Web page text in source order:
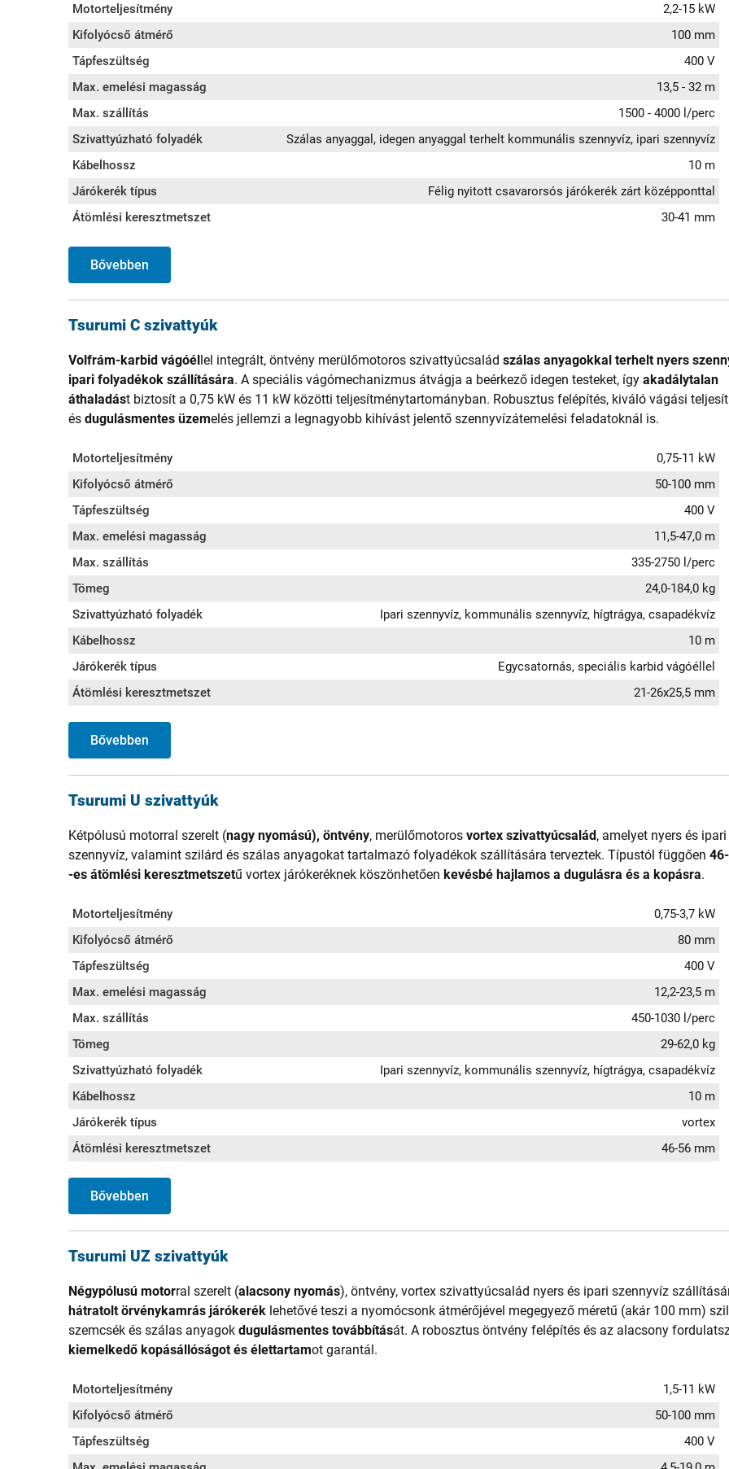
Motorteljesítmény
2,2-15 kW
Kifolyócső átmérő
100 mm
Tápfeszültség
400 V
Max. emelési magasság
13,5 - 32 m
Max. szállítás
1500 - 4000 l/perc
Szivattyúzható folyadék
Szálas anyaggal, idegen anyaggal terhelt kommunális szennyvíz, ipari szennyvíz
Kábelhossz
10 m
Járókerék típus
Félig nyitott csavarorsós járókerék zárt középponttal
Átömlési keresztmetszet
30-41 mm
Bővebben
Tsurumi C szivattyúk
Volfrám-karbid vágóéllel integrált, öntvény merülőmotoros szivattyúcsalád szálas anyagokkal terhelt nyers
ipari folyadékok szállítására. A speciális vágómechanizmus átvágja a beérkező idegen testeket, így akadálytalan
áthaladást biztosít a 0,75 kW és 11 kW közötti teljesítménytartományban. Robusztus felépítés, kiváló vágási
és dugulásmentes üzemelés jellemzi a legnagyobb kihívást jelentő szennyvízátemelési feladatoknál is.
Motorteljesítmény
0,75-11 kW
Kifolyócső átmérő
50-100 mm
Tápfeszültség
400 V
Max. emelési magasság
11,5-47,0 m
Max. szállítás
335-2750 l/perc
Tömeg
24,0-184,0 kg
Szivattyúzható folyadék
Ipari szennyvíz, kommunális szennyvíz, hígtrágya, csapadékvíz
Kábelhossz
10 m
Járókerék típus
Egycsatornás, speciális karbid vágóéllel
Átömlési keresztmetszet
21-26x25,5 mm
Bővebben
Tsurumi U szivattyúk
Kétpólusú motorral szerelt (nagy nyomású), öntvény, merülőmotoros vortex szivattyúcsalád, amelyet nyers és ipari
szennyvíz, valamint szilárd és szálas anyagokat tartalmazó folyadékok szállítására terveztek. Típustól függően
-es átömlési keresztmetszetű vortex járókeréknek köszönhetően kevésbé hajlamos a dugulásra és a kopásra.
Motorteljesítmény
0,75-3,7 kW
Kifolyócső átmérő
80 mm
Tápfeszültség
400 V
Max. emelési magasság
12,2-23,5 m
Max. szállítás
450-1030 l/perc
Tömeg
29-62,0 kg
Szivattyúzható folyadék
Ipari szennyvíz, kommunális szennyvíz, hígtrágya, csapadékvíz
Kábelhossz
10 m
Járókerék típus
vortex
Átömlési keresztmetszet
46-56 mm
Bővebben
Tsurumi UZ szivattyúk
Négypólusú motorral szerelt (alacsony nyomás), öntvény, vortex szivattyúcsalád nyers és ipari szennyvíz
hátratolt örvénykamrás járókerék lehetővé teszi a nyomócsonk átmérőjével megegyező méretű (akár 100 mm)
szemcsék és szálas anyagok dugulásmentes továbbítását. A robosztus öntvény felépítés és az alacsony
kiemelkedő kopásállóságot és élettartamot garantál.
Motorteljesítmény
1,5-11 kW
Kifolyócső átmérő
50-100 mm
Tápfeszültség
400 V